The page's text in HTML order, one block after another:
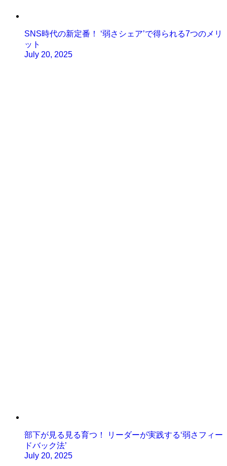
SNS時代の新定番！ ‘弱さシェア’で得られる7つのメリ
ット
July 20, 2025
部下が見る見る育つ！ リーダーが実践する‘弱さフィー
ドバック法’
July 20, 2025